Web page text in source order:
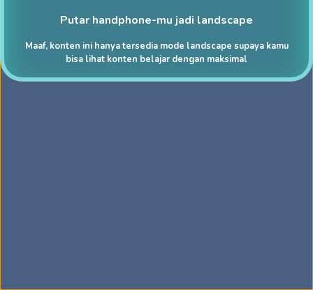
Putar handphone-mu jadi landscape
Maaf, konten ini hanya tersedia mode landscape supaya kamu
bisa lihat konten belajar dengan maksimal